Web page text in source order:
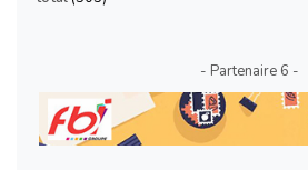
- Partenaire 6 -